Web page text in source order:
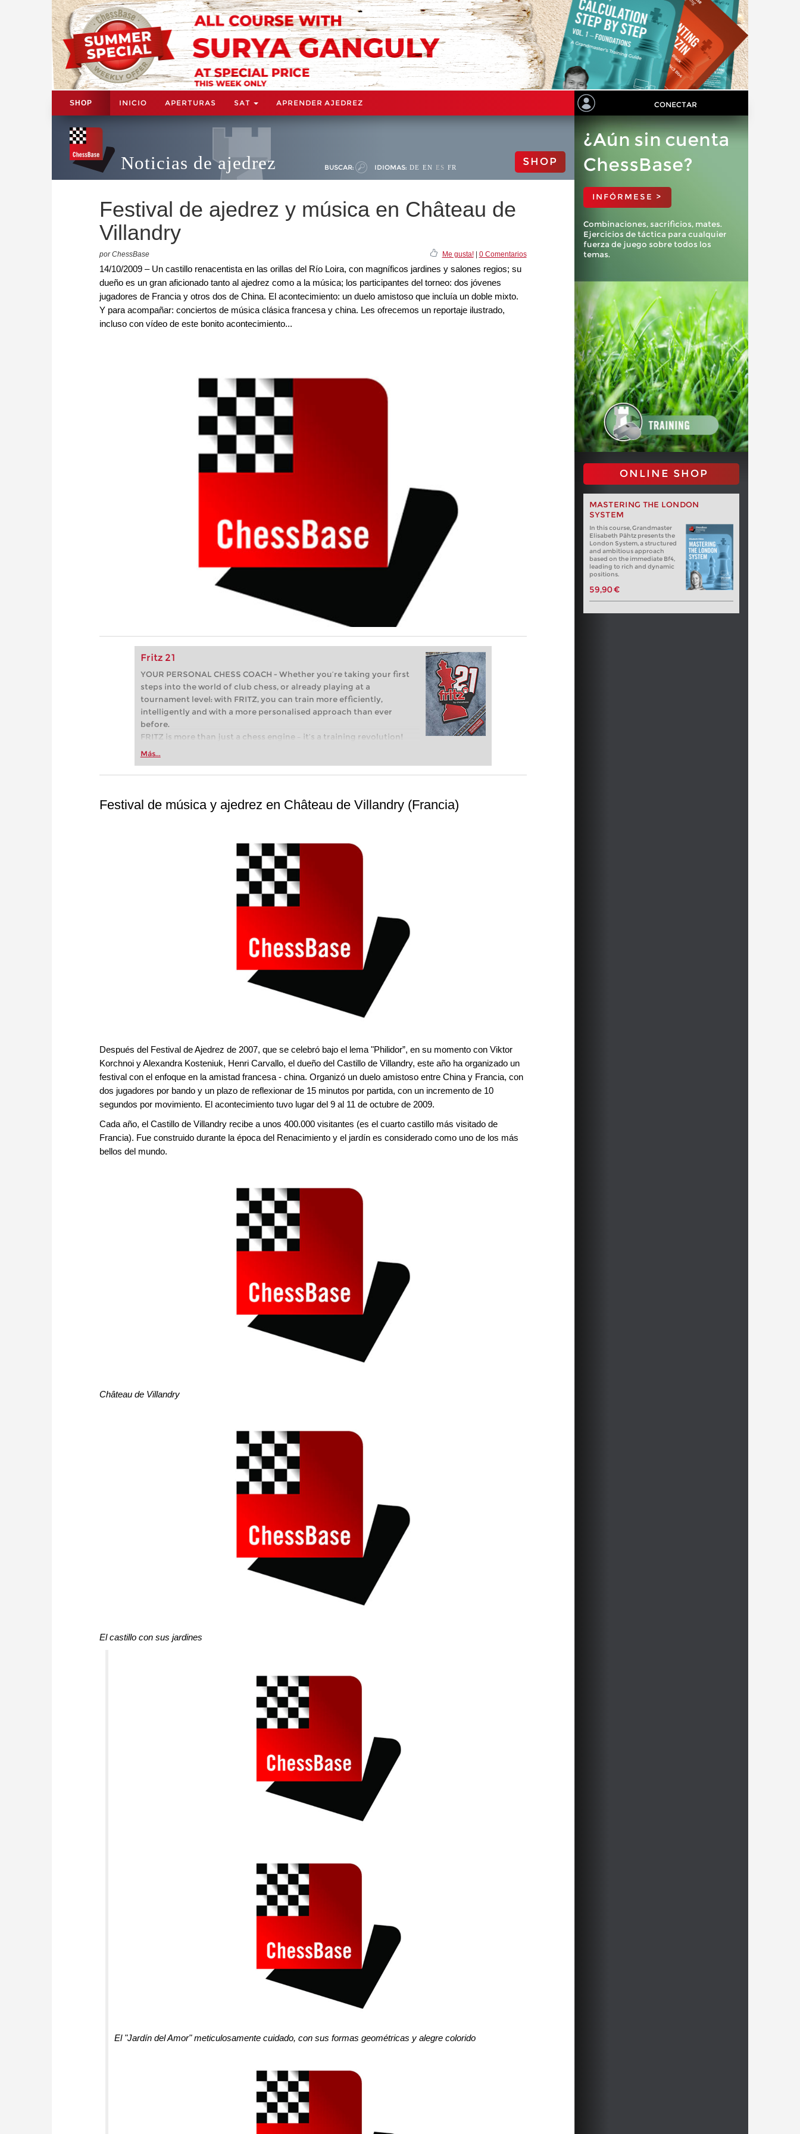
SHOP INICIO APERTURAS SAT APRENDER AJEDREZ CONECTAR
Noticias de ajedrez BUSCAR: IDIOMAS: DE EN ES FR SHOP
Festival de ajedrez y música en Château de
Villandry
por ChessBase Me gusta!| 0 Comentarios
14/10/2009 – Un castillo renacentista en las orillas del Río Loira, con magníficos jardines y salones regios; su
dueño es un gran aficionado tanto al ajedrez como a la música; los participantes del torneo: dos jóvenes
jugadores de Francia y otros dos de China. El acontecimiento: un duelo amistoso que incluía un doble mixto.
Y para acompañar: conciertos de música clásica francesa y china. Les ofrecemos un reportaje ilustrado,
incluso con vídeo de este bonito acontecimiento...
Fritz 21
YOUR PERSONAL CHESS COACH - Whether you’re taking your first
steps into the world of club chess, or already playing at a
tournament level: with FRITZ, you can train more efficiently,
intelligently and with a more personalised approach than ever
before.
FRITZ is more than just a chess engine – it’s a training revolution!
Whether you’re taking your first steps into the world of club chess,
more efficiently, intelligently and with a more personalised
Más...
¿Aún sin cuenta
ChessBase?
INFÓRMESE >
Combinaciones, sacrificios, mates.
Ejercicios de táctica para cualquier
fuerza de juego sobre todos los
temas.
ONLINE SHOP
MASTERING THE LONDON
SYSTEM
In this course, Grandmaster
Elisabeth Pähtz presents the
London System, a structured
and ambitious approach
based on the immediate Bf4,
leading to rich and dynamic
positions.
59,90 €
Festival de música y ajedrez en Château de Villandry (Francia)
Después del Festival de Ajedrez de 2007, que se celebró bajo el lema "Philidor”, en su momento con Viktor
Korchnoi y Alexandra Kosteniuk, Henri Carvallo, el dueño del Castillo de Villandry, este año ha organizado un
festival con el enfoque en la amistad francesa - china. Organizó un duelo amistoso entre China y Francia, con
dos jugadores por bando y un plazo de reflexionar de 15 minutos por partida, con un incremento de 10
segundos por movimiento. El acontecimiento tuvo lugar del 9 al 11 de octubre de 2009.
Cada año, el Castillo de Villandry recibe a unos 400.000 visitantes (es el cuarto castillo más visitado de
Francia). Fue construido durante la época del Renacimiento y el jardín es considerado como uno de los más
bellos del mundo.
Château de Villandry
El castillo con sus jardines
El "Jardín del Amor" meticulosamente cuidado, con sus formas geométricas y alegre colorido